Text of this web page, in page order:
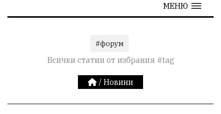
МЕНЮ
#форум
Всички статии от избрания #tag
/ Новини